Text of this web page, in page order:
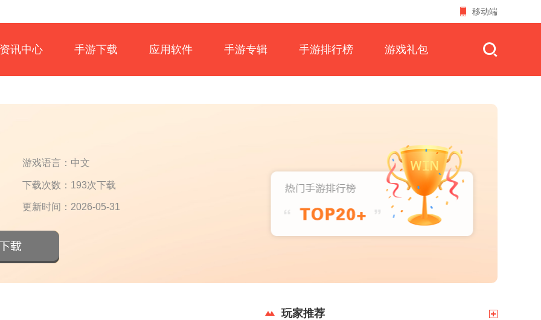
移动端
资讯中心 手游下载 应用软件 手游专辑 手游排行榜 游戏礼包
游戏语言：中文
下载次数：193次下载
更新时间：2026-05-31
玩家推荐